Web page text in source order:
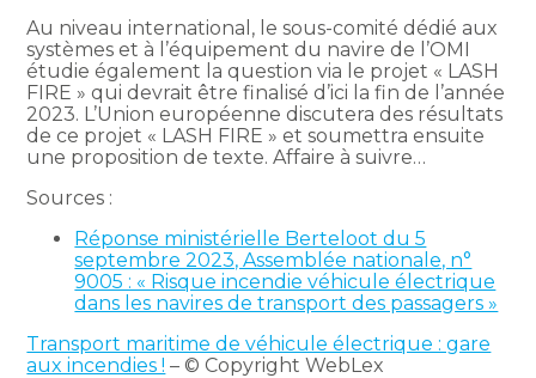
Au niveau international, le sous-comité dédié aux
systèmes et à l’équipement du navire de l’OMI
étudie également la question via le projet « LASH
FIRE » qui devrait être finalisé d’ici la fin de l’année
2023. L’Union européenne discutera des résultats
de ce projet « LASH FIRE » et soumettra ensuite
une proposition de texte. Affaire à suivre…
Sources :
Réponse ministérielle Berteloot du 5
septembre 2023, Assemblée nationale, n°
9005 : « Risque incendie véhicule électrique
dans les navires de transport des passagers »
Transport maritime de véhicule électrique : gare
aux incendies ! – © Copyright WebLex